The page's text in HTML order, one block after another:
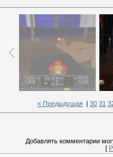
« Предыдущая 30 31
Добавлять комментарии
[